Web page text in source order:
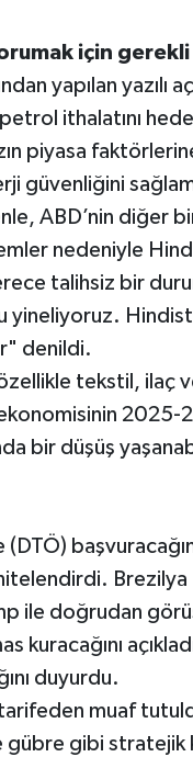
için
yapılan yazılı
ithalatını
piyasa
güvenliğini
ABD’nin diğer
nedeniyle
talihsiz bir
denildi.
tekstil, ilaç
2025-
bir düşüş
Brezilya
ile doğrudan
kuracağını
duyurdu.
muaf
gübre gibi stratejik